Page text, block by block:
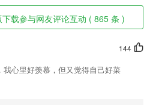
软件特色
，可以边看边听边学， 哪里不会可以
载参与网友评论互动 ( 865 条 )
144
心里好羡慕，但又觉得自己好菜